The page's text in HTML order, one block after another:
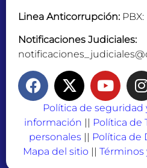
Linea Anticorrupción:
Notificaciones Judiciales:
Política de seguridad
información || Política de
personales || Política de
Mapa del sitio || Términos